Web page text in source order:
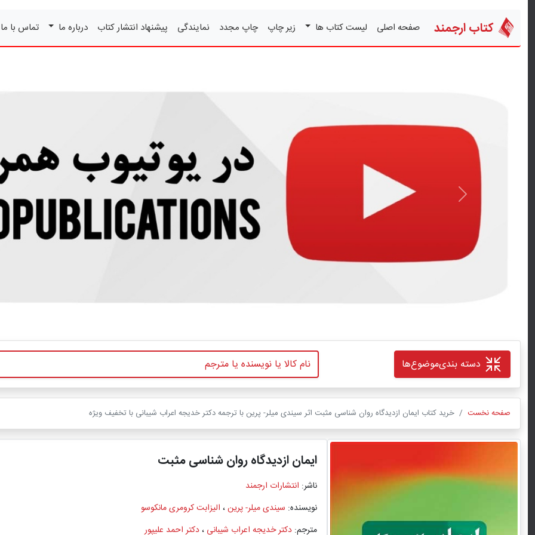
کتاب ارجمند صفحه اصلی لیست کتاب ها زیر چاپ چاپ مجدد نمایندگی پیشنهاد انتشار کتاب درباره ما تماس با
قبلی
دسته بندیموضوع‌ها
صفحه نخست خرید کتاب ایمان ازدیدگاه روان شناسی مثبت اثر سیندی میلر- پرین با ترجمه دکتر خدیجه اعراب شیبانی با تخفیف ویژه
ایمان ازدیدگاه روان شناسی مثبت
ناشر: انتشارات ارجمند
نویسنده: سیندی میلر- پرین، الیزابت کرومری مانکوسو
مترجم: دکتر خدیجه اعراب شیبانی ،دکتر احمد علیپور